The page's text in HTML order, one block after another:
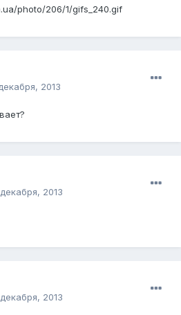
photo/206/1/gifs_240.gif
2013
2013
2013